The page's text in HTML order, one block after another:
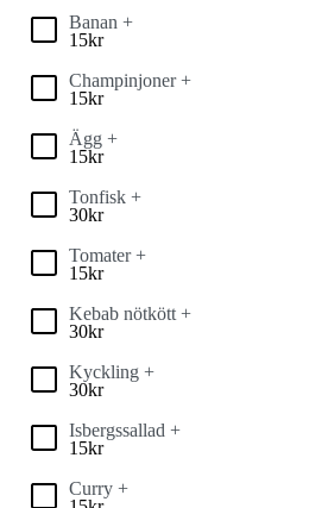
Banan +
15kr
Champinjoner +
15kr
Ägg +
15kr
Tonfisk +
30kr
Tomater +
15kr
Kebab nötkött +
30kr
Kyckling +
30kr
Isbergssallad +
15kr
Curry +